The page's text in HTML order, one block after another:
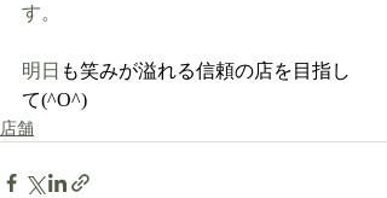
す。
明日 も笑みが溢れる信頼の店を目指し
て(^O^)
店舗